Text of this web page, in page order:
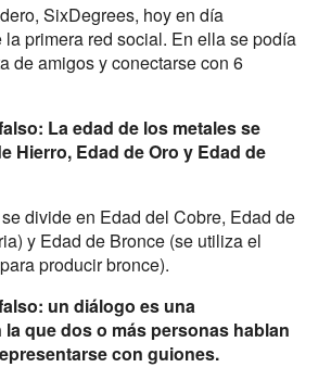
SixDegrees, hoy en día
primera red social. En ella se podía
de amigos y conectarse con 6
La edad de los metales se
Hierro, Edad de Oro y Edad de
divide en Edad del Cobre, Edad de
y Edad de Bronce (se utiliza el
producir bronce).
un diálogo es una
que dos o más personas hablan
con guiones.